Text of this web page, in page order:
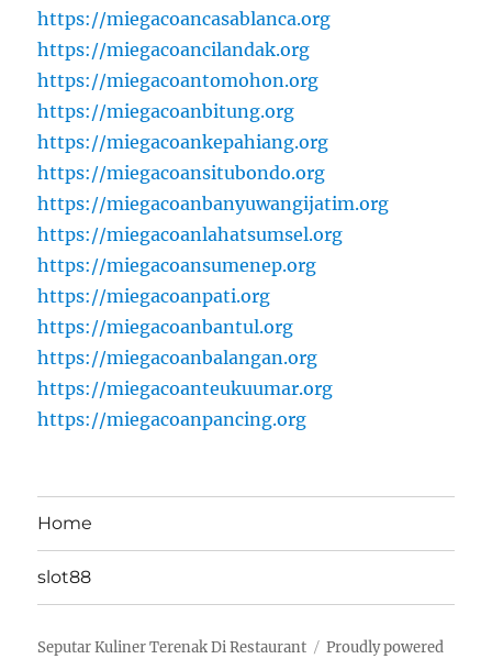
https://miegacoancasablanca.org
https://miegacoancilandak.org
https://miegacoantomohon.org
https://miegacoanbitung.org
https://miegacoankepahiang.org
https://miegacoansitubondo.org
https://miegacoanbanyuwangijatim.org
https://miegacoanlahatsumsel.org
https://miegacoansumenep.org
https://miegacoanpati.org
https://miegacoanbantul.org
https://miegacoanbalangan.org
https://miegacoanteukuumar.org
https://miegacoanpancing.org
Home
slot88
Seputar Kuliner Terenak Di Restaurant Proudly powered